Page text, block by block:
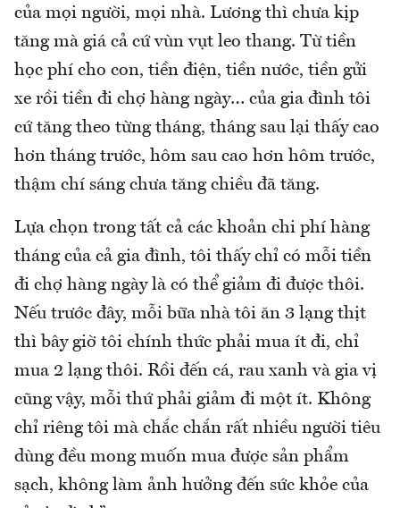
của mọi người, mọi nhà. Lương thì chưa kịp
tăng mà giá cả cứ vùn vụt leo thang. Từ tiền
học phí cho con, tiền điện, tiền nước, tiền gửi
xe rồi tiền đi chợ hàng ngày… của gia đình tôi
cứ tăng theo từng tháng, tháng sau lại thấy cao
hơn tháng trước, hôm sau cao hơn hôm trước,
thậm chí sáng chưa tăng chiều đã tăng.
Lựa chọn trong tất cả các khoản chi phí hàng
tháng của cả gia đình, tôi thấy chỉ có mỗi tiền
đi chợ hàng ngày là có thể giảm đi được thôi.
Nếu trước đây, mỗi bữa nhà tôi ăn 3 lạng thịt
thì bây giờ tôi chính thức phải mua ít đi, chỉ
mua 2 lạng thôi. Rồi đến cá, rau xanh và gia vị
cũng vậy, mỗi thứ phải giảm đi một ít. Không
chỉ riêng tôi mà chắc chắn rất nhiều người tiêu
dùng đều mong muốn mua được sản phẩm
sạch, không làm ảnh hưởng đến sức khỏe của